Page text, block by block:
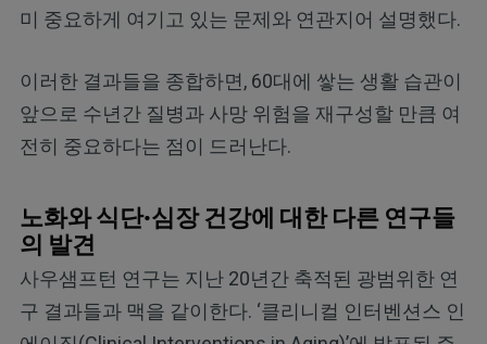
미 중요하게 여기고 있는 문제와 연관지어 설명했다.
이러한 결과들을 종합하면, 60대에 쌓는 생활 습관이
앞으로 수년간 질병과 사망 위험을 재구성할 만큼 여
전히 중요하다는 점이 드러난다.
노화와 식단·심장 건강에 대한 다른 연구들
의 발견
사우샘프턴 연구는 지난 20년간 축적된 광범위한 연
구 결과들과 맥을 같이한다. ‘클리니컬 인터벤션스 인